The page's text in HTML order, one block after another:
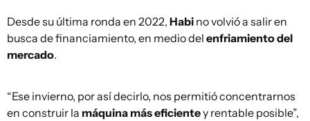
Desde su última ronda en 2022, Habi no volvió a salir en
busca de financiamiento, en medio del enfriamiento del
mercado.
“Ese invierno, por así decirlo, nos permitió concentrarnos
en construir la máquina más eficientey rentable posible”,